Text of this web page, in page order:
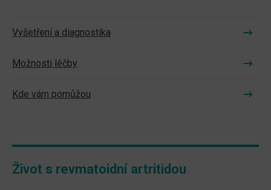
Vyšetření a diagnostika
Možnosti léčby
Kde vám pomůžou
Život s revmatoidní artritidou